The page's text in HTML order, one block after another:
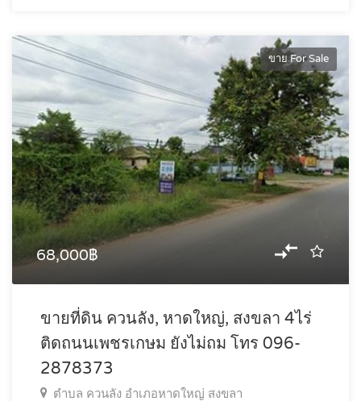
ขาย For Sale
68,000฿
ขายที่ดิน ควนลัง, หาดใหญ่, สงขลา 4ไร่
ติดถนนเพชรเกษม ยังไม่ถม โทร 096-
2878373
ตำบล ควนลัง อำเภอหาดใหญ่ สงขลา